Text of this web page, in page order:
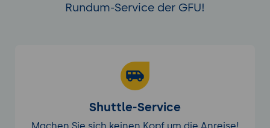
Rundum-Service der GFU!
Shuttle-Service